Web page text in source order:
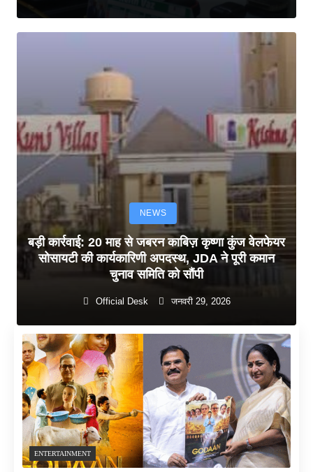
NEWS
बड़ी कार्रवाई: 20 माह से जबरन काबिज़ कृष्णा कुंज वेलफेयर
सोसायटी की कार्यकारिणी अपदस्थ, JDA ने पूरी कमान
चुनाव समिति को सौंपी
Official Desk जनवरी 29, 2026
ENTERTAINMENT